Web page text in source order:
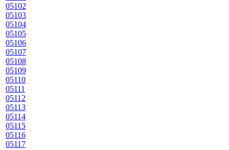
05102
05103
05104
05105
05106
05107
05108
05109
05110
05111
05112
05113
05114
05115
05116
05117